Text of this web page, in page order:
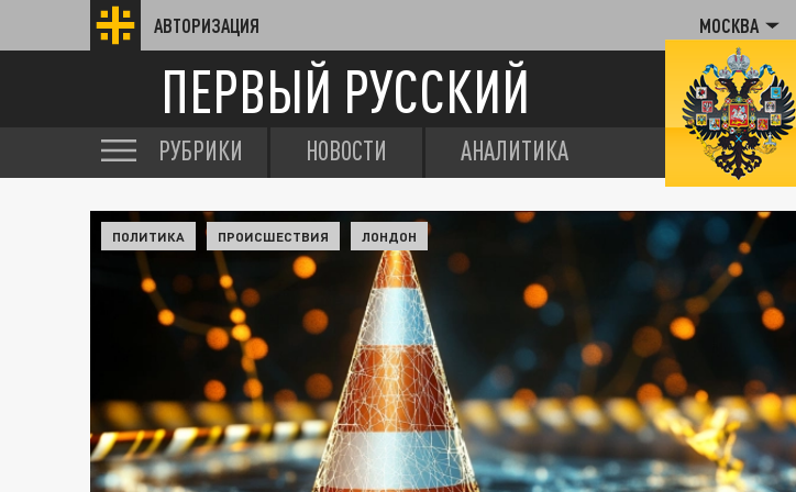
АВТОРИЗАЦИЯ МОСКВА
ПЕРВЫЙ РУССКИЙ
РУБРИКИ НОВОСТИ АНАЛИТИКА
ПОЛИТИКА ПРОИСШЕСТВИЯ ЛОНДОН